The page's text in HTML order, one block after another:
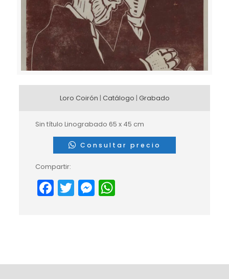
Loro Coirón | Catálogo | Grabado
Sin título Linograbado 65 x 45 cm
Consultar precio
Compartir:
Facebook
TwitterMessenger
WhatsApp